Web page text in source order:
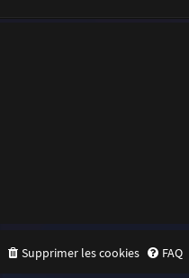
FAQ
Supprimer les cookies